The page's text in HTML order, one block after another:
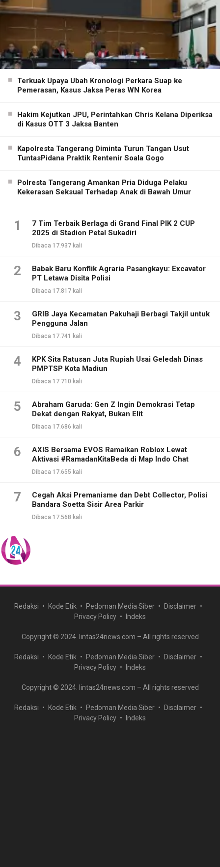
Terkuak Upaya Ubah Kronologi Perkara Suap ke
Pemerasan, Kasus Jaksa Peras WN Korea
Hakim Kejutkan JPU, Perintahkan Chris Kelana Diperiksa
di Kasus OTT 3 Jaksa Banten
Kapolresta Tangerang Diminta Turun Tangan Usut
TuntasPidana Praktik Rentenir Soala Gogo
Polresta Tangerang Amankan Pria Diduga Pelaku
Kekerasan Seksual Terhadap Anak di Bawah Umur
1
7 Tim Terbaik Berlaga di Grand Final PIK 2 CUP
2025 di Stadion Petal Sukadiri
Dibaca 17.937 kali
2
Babak Baru Konflik Agraria Pasangkayu: Excavator
PT Letawa Disita Polisi
Dibaca 17.817 kali
3
GRIB Jaya Kecamatan Pakuhaji Berbagi Takjil untuk
Pengguna Jalan
Dibaca 17.741 kali
4
KPK Sita Ratusan Juta Rupiah Usai Geledah Dinas
PMPTSP Kota Madiun
Dibaca 17.710 kali
5
Abraham Garuda: Gen Z Ingin Demokrasi Tetap
Dekat dengan Rakyat, Bukan Elit
Dibaca 17.686 kali
6
AXIS Bersama EVOS Ramaikan Roblox Lewat
Aktivasi #RamadanKitaBeda di Map Indo Chat
Dibaca 17.655 kali
7
Cegah Aksi Premanisme dan Debt Collector, Polisi
Bandara Soetta Sisir Area Parkir
Dibaca 17.568 kali
Redaksi Kode Etik Pedoman Media Siber
Disclaimer
Privacy Policy
Indeks
Copyright © 2024. lintas24news.com – All rights reserved
Redaksi Kode Etik Pedoman Media Siber
Disclaimer
Privacy Policy
Indeks
Copyright © 2024. lintas24news.com – All rights reserved
Redaksi Kode Etik Pedoman Media Siber
Disclaimer
Privacy Policy
Indeks